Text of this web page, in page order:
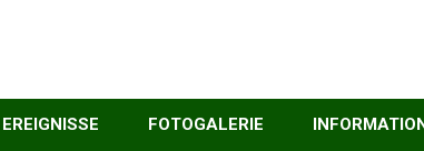
EREIGNISSE FOTOGALERIE